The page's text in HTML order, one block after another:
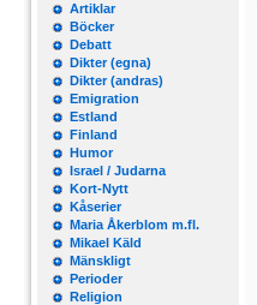
Artiklar
Böcker
Debatt
Dikter (egna)
Dikter (andras)
Emigration
Estland
Finland
Humor
Israel / Judarna
Kort-Nytt
Kåserier
Maria Åkerblom m.fl.
Mikael Käld
Mänskligt
Perioder
Religion